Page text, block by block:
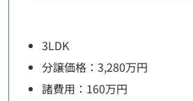
3LDK
分譲価格：3,280万円
諸費用：160万円